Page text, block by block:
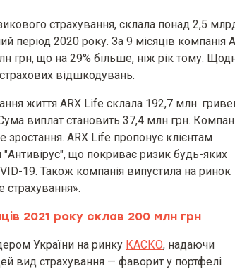
страхування, склала понад 2,5
період 2020 року. За 9 місяців компанія
грн, що на 29% більше, ніж рік тому.
відшкодувань.
життя ARX Life склала 192,7 млн.
виплат становить 37,4 млн грн.
зростання. ARX ​​Life пропонує клієнтам
що покриває ризик будь-яких
19. Також компанія випустила на ринок
страхування».
2021 року склав 200 млн грн
України на ринку КАСКО, надаючи
вид страхування — фаворит у портфелі